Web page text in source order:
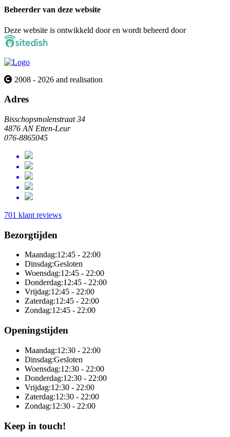
Beheerder van deze website
Deze website is ontwikkeld door en wordt beheerd door
2008 - 2026 and realisation
Adres
Bisschopsmolenstraat 34
4876 AN Etten-Leur
076-8865045
701 klant reviews
Bezorgtijden
Maandag:12:45 - 22:00
Dinsdag:Gesloten
Woensdag:12:45 - 22:00
Donderdag:12:45 - 22:00
Vrijdag:12:45 - 22:00
Zaterdag:12:45 - 22:00
Zondag:12:45 - 22:00
Openingstijden
Maandag:12:30 - 22:00
Dinsdag:Gesloten
Woensdag:12:30 - 22:00
Donderdag:12:30 - 22:00
Vrijdag:12:30 - 22:00
Zaterdag:12:30 - 22:00
Zondag:12:30 - 22:00
Keep in touch!